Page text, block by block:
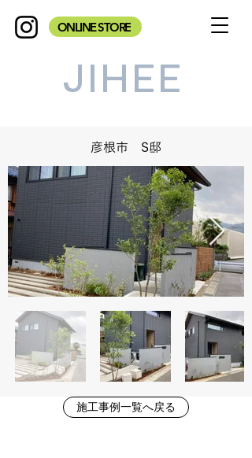
JIHEE
ONLINE STORE
彦根市 S邸
施工事例一覧へ戻る